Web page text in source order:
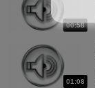
00:58
01:08